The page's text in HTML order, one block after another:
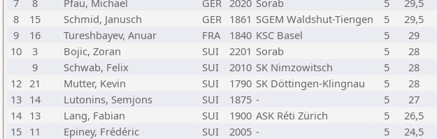
7
8 Pfau, Michael GER 2020 Sorab 5 29,5
8
15 Schmid, Janusch GER 1861 SGEM Waldshut-Tiengen 5 29,5
9
16 Tureshbayev, Anuar FRA 1840 KSC Basel 5 29
10
3 Bojic, Zoran SUI 2201 Sorab 5 28
9
Schwab, Felix SUI 2010 SK Nimzowitsch 5 28
12 21 Mutter, Kevin SUI 1790 SK Döttingen-Klingnau 5 28
13 14 Lutonins, Semjons SUI 1875 - 5 27
14 13 Lang, Fabian SUI 1900 ASK Réti Zürich 5 26,5
15 11 Epiney, Frédéric SUI 2005 - 5 24,5